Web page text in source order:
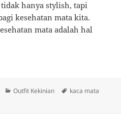
hanya stylish, tapi
kesehatan mata kita.
mata adalah hal
Categories
Outfit Kekinian Tags
kaca mata